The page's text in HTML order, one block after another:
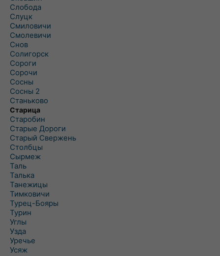
Слобода
Слуцк
Смиловичи
Смолевичи
Снов
Солигорск
Сороги
Сорочи
Сосны
Сосны 2
Станьково
Старица
Старобин
Старые Дороги
Старый Свержень
Столбцы
Сырмеж
Таль
Талька
Танежицы
Тимковичи
Турец-Бояры
Турин
Углы
Узда
Уречье
Усяж